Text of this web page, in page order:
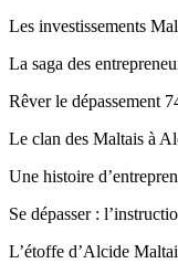
Les investissements
La saga des
Rêver le dépassement
Le clan des Maltais à
Une histoire
Se dépasser :
L’étoffe d’Alcide